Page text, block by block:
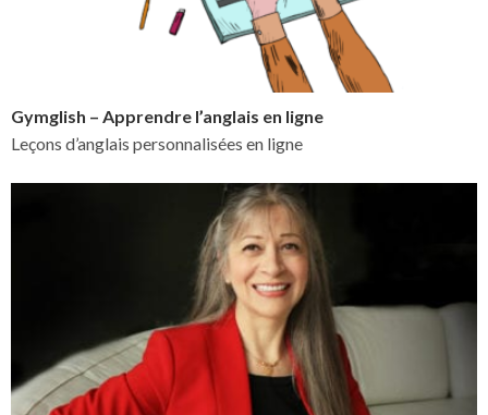
Gymglish – Apprendre l’anglais en ligne
Leçons d’anglais personnalisées en ligne